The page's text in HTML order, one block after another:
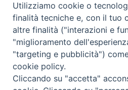
Utilizziamo cookie o
finalità tecniche e, con il tuo
altre finalità ("interazioni e
"miglioramento
"targeting e pubblicità")
cookie policy.
Cliccando su "accetta"